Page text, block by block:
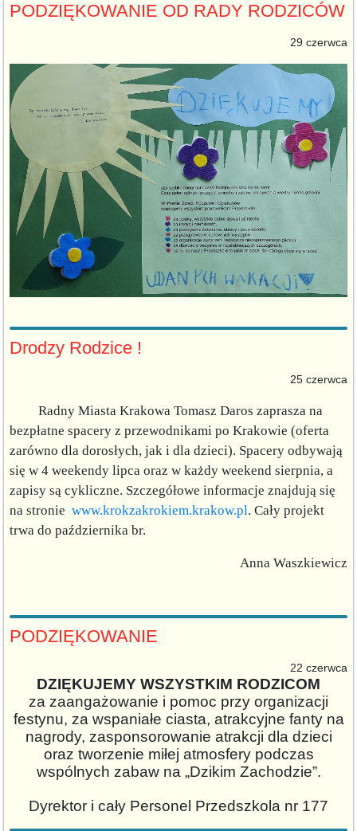
PODZIĘKOWANIE OD RADY RODZICÓW
29 czerwca
Drodzy Rodzice !
25 czerwca
Radny Miasta Krakowa Tomasz Daros zaprasza na
bezpłatne spacery z przewodnikami po Krakowie (oferta
zarówno dla dorosłych, jak i dla dzieci). Spacery odbywają
się w 4 weekendy lipca oraz w każdy weekend sierpnia, a
zapisy są cykliczne. Szczegółowe informacje znajdują się
na stronie www.krokzakrokiem.krakow.pl. Cały projekt
trwa do października br.
Anna Waszkiewicz
PODZIĘKOWANIE
22 czerwca
DZIĘKUJEMY WSZYSTKIM RODZICOM
za zaangażowanie i pomoc przy organizacji
festynu, za wspaniałe ciasta, atrakcyjne fanty na
nagrody, zasponsorowanie atrakcji dla dzieci
oraz tworzenie miłej atmosfery podczas
wspólnych zabaw na „Dzikim Zachodzie”.
Dyrektor i cały Personel Przedszkola nr 177